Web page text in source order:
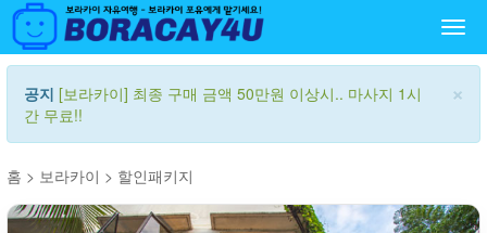
×
공지 [보라카이] 최종 구매 금액 50만원 이상시.. 마사지 1시
간 무료!!
홈 > 보라카이 > 할인패키지